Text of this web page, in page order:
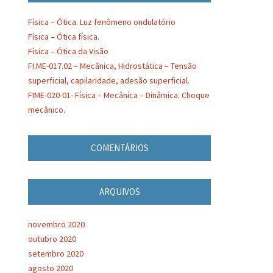
Física – Ótica. Luz fenômeno ondulatório
Física – Ótica física.
Física – Ótica da Visão
FI.ME-017.02 – Mecânica, Hidrostática – Tensão
superficial, capilaridade, adesão superficial.
FIME-020-01- Física – Mecânica – Dinâmica. Choque
mecânico.
COMENTÁRIOS
ARQUIVOS
novembro 2020
outubro 2020
setembro 2020
agosto 2020